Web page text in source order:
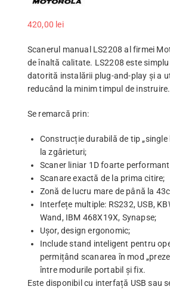
420,00 lei
Scanerul manual LS2208 al firmei
de înaltă calitate. LS2208 este
datorită instalării plug-and-play și a
reducând la minim timpul de instruire.
Se remarcă prin:
Construcție durabilă de tip „single
la zgârieturi;
Scaner liniar 1D foarte
Scanare exactă de la prima citire;
Zonă de lucru mare de până la
Interfețe multiple: RS232, USB,
Wand, IBM 468X19X, Synapse;
Ușor, design ergonomic;
Include stand inteligent pentru
permițând scanarea în mod
între modurile portabil și fix.
Este disponibil cu interfață USB sau